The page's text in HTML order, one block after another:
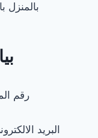
بالمنزل
رقم
البريد